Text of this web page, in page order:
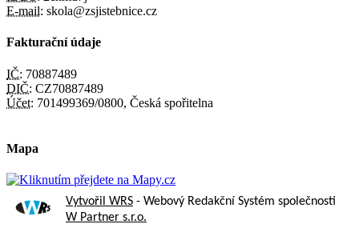
E-mail: skola@zsjistebnice.cz
Fakturační údaje
IČ: 70887489
DIČ: CZ70887489
Účet: 701499369/0800, Česká spořitelna
Mapa
Vytvořil WRS - Webový Redakční Systém společnosti
W Partner s.r.o.